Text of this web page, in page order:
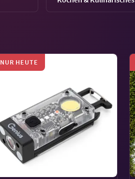
NUR HEUTE